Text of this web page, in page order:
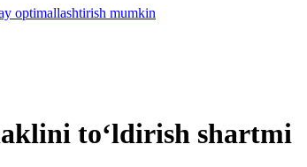
optimallashtirish mumkin
toʻldirish shartmi